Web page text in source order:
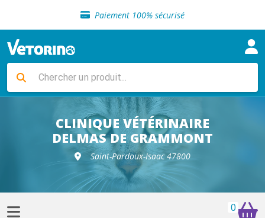
Paiement 100% sécurisé
Livraison gratuite en clinique vétérinaire
Sélection de croquettes vétérinaire
Livraison gratuite en clinique vétérinaire
Retour gratuit en clinique
Sélection de croquettes vétérinaire
CLINIQUE VÉTÉRINAIRE
DELMAS DE GRAMMONT
Saint-Pardoux-Isaac 47800
0